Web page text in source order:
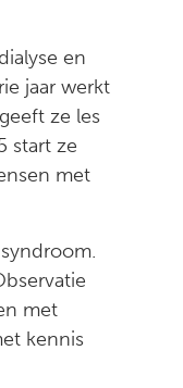
en
jaar werkt
ze les
start ze
met
met
kennis